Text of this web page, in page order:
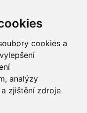
cookies a
analýzy
zjištění zdroje